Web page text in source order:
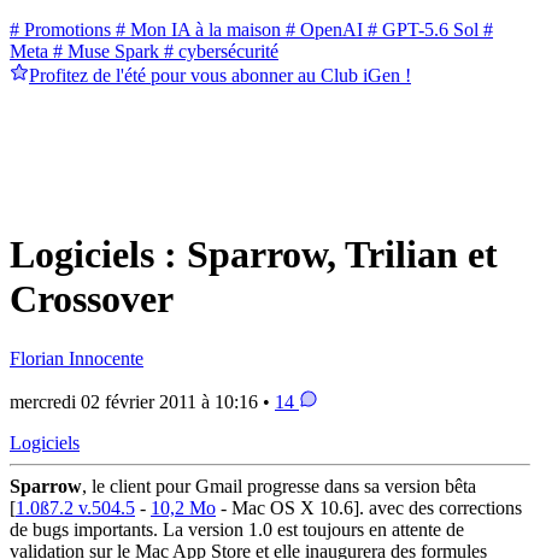
# Promotions # Mon IA à la maison # OpenAI # GPT-5.6 Sol #
Meta # Muse Spark # cybersécurité
Profitez de l'été pour vous abonner au Club iGen !
Logiciels : Sparrow, Trilian et
Crossover
Florian Innocente
mercredi 02 février 2011 à 10:16 • 14
Logiciels
Sparrow, le client pour Gmail progresse dans sa version bêta
[1.0ß7.2 v.504.5 - 10,2 Mo - Mac OS X 10.6]. avec des corrections
de bugs importants. La version 1.0 est toujours en attente de
validation sur le Mac App Store et elle inaugurera des formules